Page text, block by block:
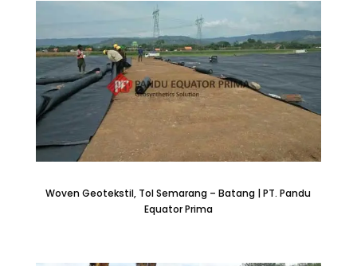
Woven Geotekstil, Tol Semarang – Batang | PT. Pandu
Equator Prima